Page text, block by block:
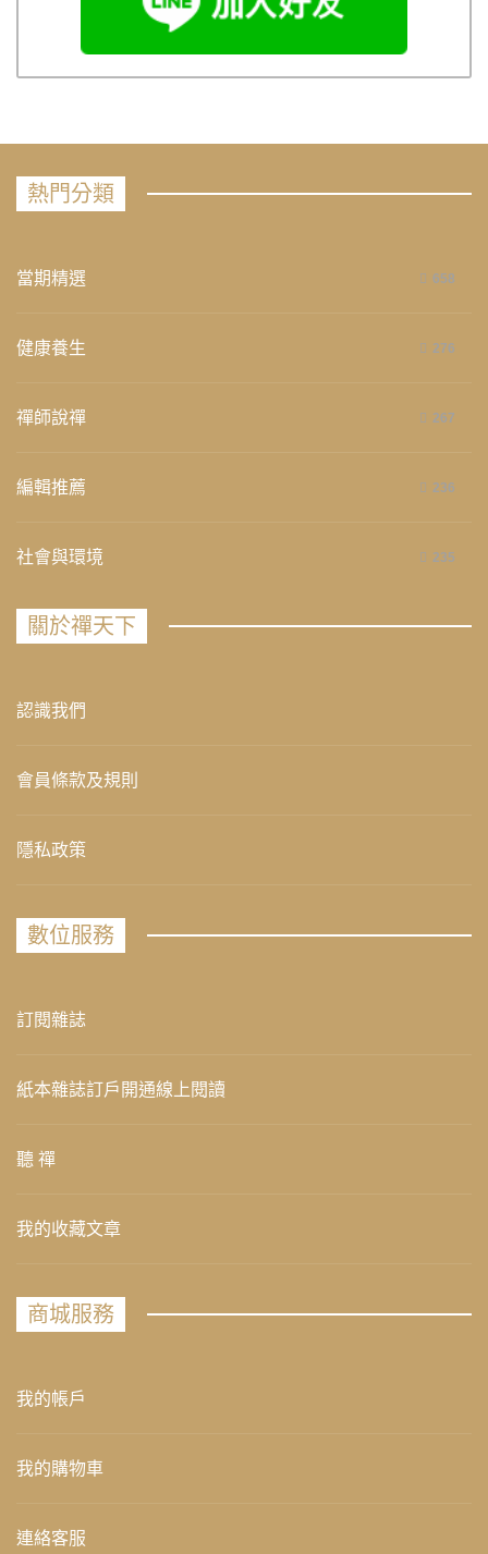
熱門分類
當期精選 658
健康養生 276
禪師說禪 267
編輯推薦 236
社會與環境 235
關於禪天下
認識我們
會員條款及規則
隱私政策
數位服務
訂閱雜誌
紙本雜誌訂戶開通線上閱讀
聽 禪
我的收藏文章
商城服務
我的帳戶
我的購物車
連絡客服